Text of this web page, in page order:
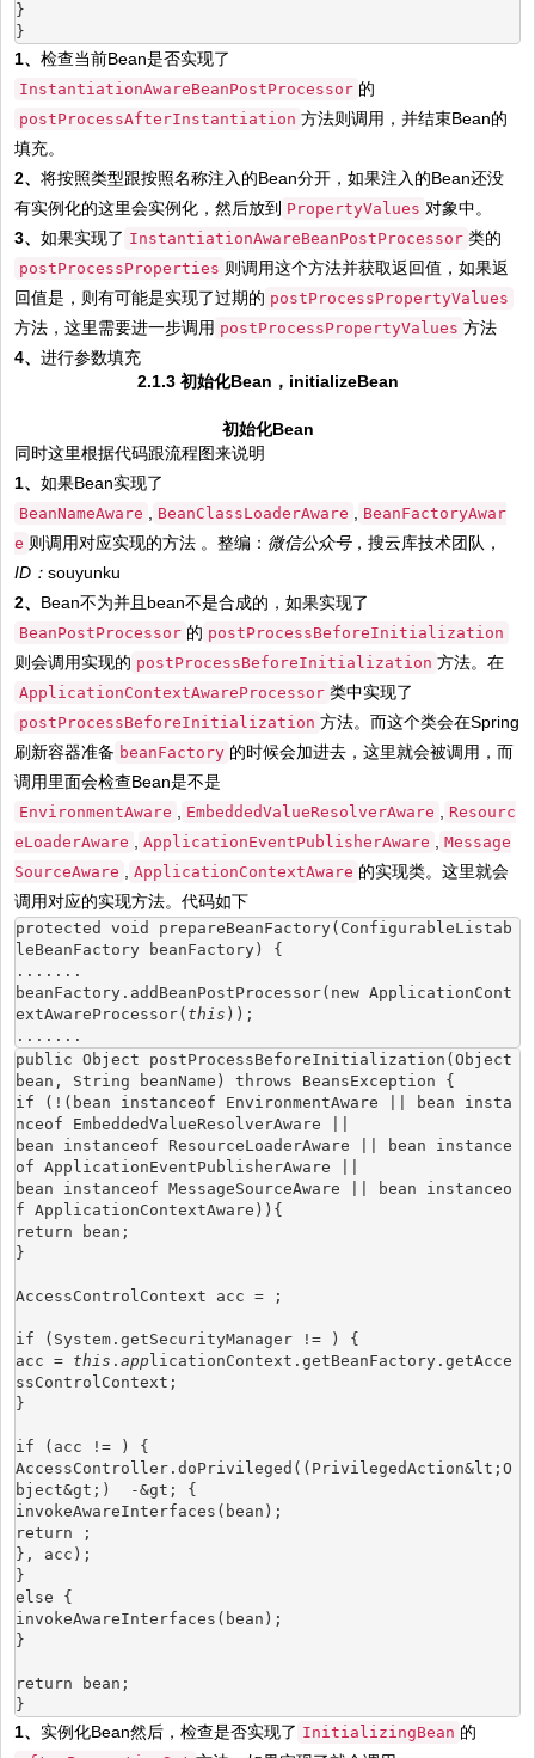
}
}
1、检查当前Bean是否实现了
InstantiationAwareBeanPostProcessor 的
postProcessAfterInstantiation 方法则调用，并结束Bean的
填充。
2、将按照类型跟按照名称注入的Bean分开，如果注入的Bean还没
有实例化的这里会实例化，然后放到 PropertyValues 对象中。
3、如果实现了 InstantiationAwareBeanPostProcessor 类的
postProcessProperties 则调用这个方法并获取返回值，如果返
回值是，则有可能是实现了过期的 postProcessPropertyValues
方法，这里需要进一步调用 postProcessPropertyValues 方法
4、进行参数填充
2.1.3 初始化Bean，initializeBean
初始化Bean
同时这里根据代码跟流程图来说明
1、如果Bean实现了
BeanNameAware BeanClassLoaderAware
BeanFactoryAwar
e 则调用对应实现的方法 。整编： 微信公众号，搜云库技术团队，
ID：souyunku
2、 Bean不为并且bean不是合成的，如果实现了
BeanPostProcessor 的 postProcessBeforeInitialization
则会调用实现的 postProcessBeforeInitialization 方法。在
ApplicationContextAwareProcessor 类中实现了
postProcessBeforeInitialization 方法。而这个类会在Spring
刷新容器准备 beanFactory 的时候会加进去，这里就会被调用，而
调用里面会检查Bean是不是
EnvironmentAware EmbeddedValueResolverAware
Resourc
eLoaderAware
ApplicationEventPublisherAware
Message
SourceAware
ApplicationContextAware 的实现类。这里就会
调用对应的实现方法。代码如下
protected void prepareBeanFactory(ConfigurableListab
leBeanFactory beanFactory) {
.......
beanFactory.addBeanPostProcessor(new ApplicationCont
extAwareProcessor( this ));
.......
public Object postProcessBeforeInitialization(Object
bean, String beanName) throws BeansException {
if (!(bean instanceof EnvironmentAware || bean insta
nceof EmbeddedValueResolverAware ||
bean instanceof ResourceLoaderAware || bean instance
of ApplicationEventPublisherAware ||
bean instanceof MessageSourceAware || bean instanceo
f ApplicationContextAware)){
return bean;
}
AccessControlContext acc = ;
if (System.getSecurityManager != ) {
acc = this .app licationContext.getBeanFactory.getAcce
ssControlContext;
}
if (acc != ) {
AccessController.doPrivileged((PrivilegedAction&lt;O
bject&gt;)  -&gt; {
invokeAwareInterfaces(bean);
return ;
}, acc);
}
else {
invokeAwareInterfaces(bean);
}
return bean;
}
1、实例化Bean然后，检查是否实现了 InitializingBean 的